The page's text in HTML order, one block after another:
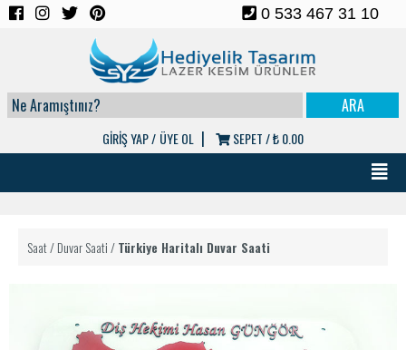
0 533 467 31 10
GİRİŞ YAP / ÜYE OL | SEPET /₺ 0.00
Saat/Duvar Saati/Türkiye Haritalı Duvar Saati